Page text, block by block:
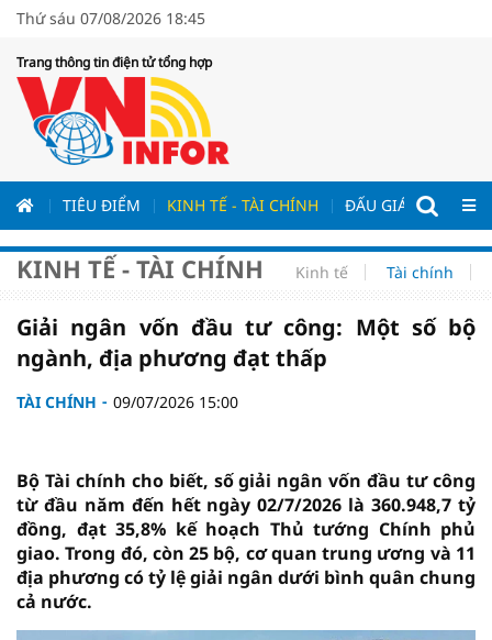
Thứ sáu 07/08/2026 18:45
Trang thông tin điện tử tổng hợp
TIÊU ĐIỂM KINH TẾ - TÀI CHÍNH ĐẤU GIÁ - ĐẤU
KINH TẾ - TÀI CHÍNH Kinh tế Tài chính
Giải ngân vốn đầu tư công: Một số bộ
ngành, địa phương đạt thấp
TÀI CHÍNH 09/07/2026 15:00
Bộ Tài chính cho biết, số giải ngân vốn đầu tư công
từ đầu năm đến hết ngày 02/7/2026 là 360.948,7 tỷ
đồng, đạt 35,8% kế hoạch Thủ tướng Chính phủ
giao. Trong đó, còn 25 bộ, cơ quan trung ương và 11
địa phương có tỷ lệ giải ngân dưới bình quân chung
cả nước.